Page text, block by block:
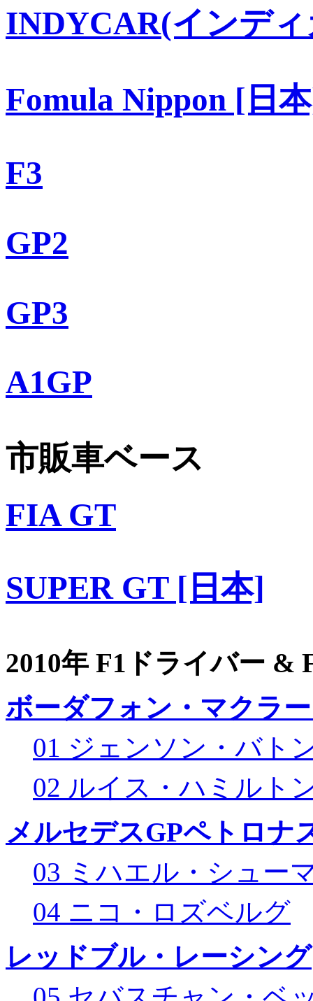
INDYCAR(インデ
Fomula Nippon [日
F3
GP2
GP3
A1GP
市販車ベース
FIA GT
SUPER GT [日本]
2010年 F1ドライバー &
ボーダフォン・マクラ
01 ジェンソン・バト
02 ルイス・ハミルト
メルセデスGPペトロナ
03 ミハエル・シュー
04 ニコ・ロズベルグ
レッドブル・レーシング